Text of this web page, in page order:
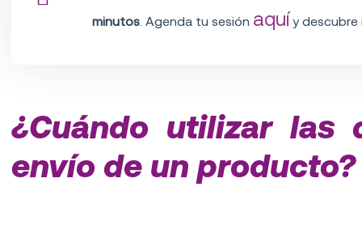
minutos . Agenda tu sesión aquí y descubre
¿Cuándo utilizar las
envío de un producto?